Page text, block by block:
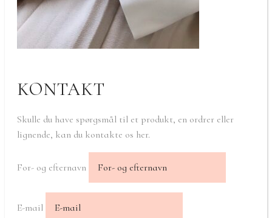
KONTAKT
Skulle du have spørgsmål til et produkt, en ordrer eller
lignende, kan du kontakte os her.
For- og efternavn
E-mail